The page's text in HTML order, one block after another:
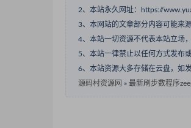
2、本站永久网址：https://
3、本网站的文章部分内容可能来
4、本站一切资源不代表本站立场
5、本站一律禁止以任何方式发布
6、本站资源大多存储在云盘，如
源码村资源网 » 最新刷步数程序